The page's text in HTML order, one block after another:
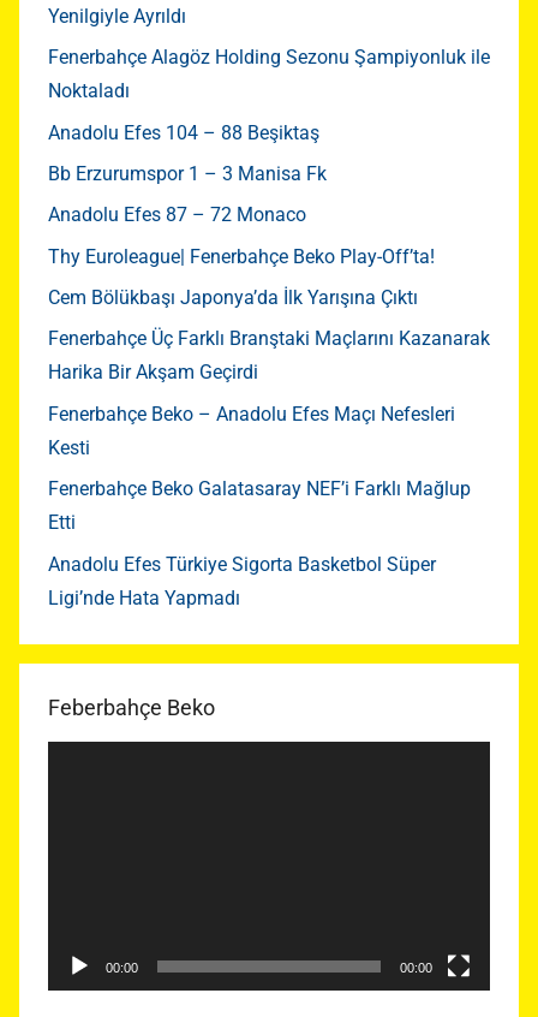
Yenilgiyle Ayrıldı
Fenerbahçe Alagöz Holding Sezonu Şampiyonluk ile
Noktaladı
Anadolu Efes 104 – 88 Beşiktaş
Bb Erzurumspor 1 – 3 Manisa Fk
Anadolu Efes 87 – 72 Monaco
Thy Euroleague| Fenerbahçe Beko Play-Off’ta!
Cem Bölükbaşı Japonya’da İlk Yarışına Çıktı
Fenerbahçe Üç Farklı Branştaki Maçlarını Kazanarak
Harika Bir Akşam Geçirdi
Fenerbahçe Beko – Anadolu Efes Maçı Nefesleri
Kesti
Fenerbahçe Beko Galatasaray NEF’i Farklı Mağlup
Etti
Anadolu Efes Türkiye Sigorta Basketbol Süper
Ligi’nde Hata Yapmadı
Feberbahçe Beko
00:00 00:00